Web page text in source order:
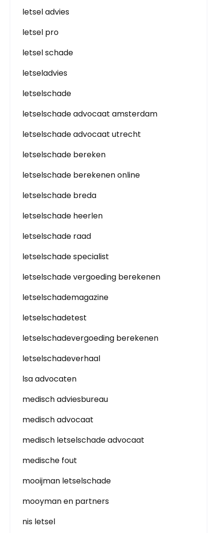
letsel advies
letsel pro
letsel schade
letseladvies
letselschade
letselschade advocaat amsterdam
letselschade advocaat utrecht
letselschade bereken
letselschade berekenen online
letselschade breda
letselschade heerlen
letselschade raad
letselschade specialist
letselschade vergoeding berekenen
letselschademagazine
letselschadetest
letselschadevergoeding berekenen
letselschadeverhaal
lsa advocaten
medisch adviesbureau
medisch advocaat
medisch letselschade advocaat
medische fout
mooijman letselschade
mooyman en partners
nis letsel